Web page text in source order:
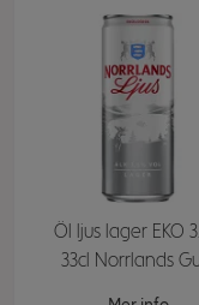
Öl ljus lager EKO
33cl Norrlands